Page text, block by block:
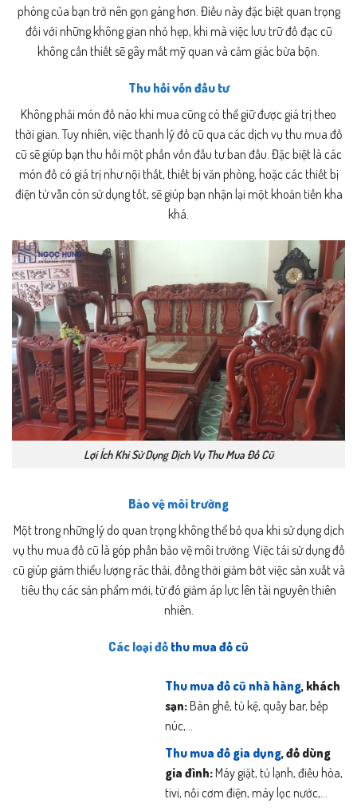
phòng của bạn trở nên gọn gàng hơn. Điều này đặc biệt quan trọng
đối với những không gian nhỏ hẹp, khi mà việc lưu trữ đồ đạc cũ
không cần thiết sẽ gây mất mỹ quan và cảm giác bừa bộn.
Thu hồi vốn đầu tư
Không phải món đồ nào khi mua cũng có thể giữ được giá trị theo
thời gian. Tuy nhiên, việc thanh lý đồ cũ qua các dịch vụ thu mua đồ
cũ sẽ giúp bạn thu hồi một phần vốn đầu tư ban đầu. Đặc biệt là các
món đồ có giá trị như nội thất, thiết bị văn phòng, hoặc các thiết bị
điện tử vẫn còn sử dụng tốt, sẽ giúp bạn nhận lại một khoản tiền kha
khá.
Lợi Ích Khi Sử Dụng Dịch Vụ Thu Mua Đồ Cũ
Bảo vệ môi trường
Một trong những lý do quan trọng không thể bỏ qua khi sử dụng dịch
vụ thu mua đồ cũ là góp phần bảo vệ môi trường. Việc tái sử dụng đồ
cũ giúp giảm thiểu lượng rác thải, đồng thời giảm bớt việc sản xuất và
tiêu thụ các sản phẩm mới, từ đó giảm áp lực lên tài nguyên thiên
nhiên.
Các loại đồ thu mua đồ cũ
Thu mua đồ cũ nhà hàng, khách
sạn:Bàn ghế, tủ kệ, quầy bar, bếp
núc,…
Thu mua đồ gia dụng, đồ dùng
gia đình:Máy giặt, tủ lạnh, điều hòa,
tivi, nồi cơm điện, máy lọc nước,…